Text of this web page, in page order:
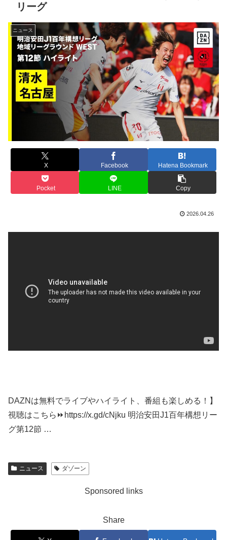
リーグ
ニュース
X Facebook Hatena Bookmark
Pocket LINE Copy
2026.04.26
DAZNは無料でライブやハイライト、番組も楽しめる！】
視聴はこちら⏩️https://x.gd/cNjku 明治安田J1百年構想リー
グ第12節 …
ニュース ダゾーン
Sponsored links
Share